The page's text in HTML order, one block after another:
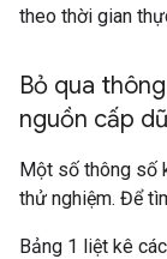
theo thời gian
Bỏ qua
nguồn cấp
Một số thông số
thử nghiệm. Để
Bảng 1 liệt kê